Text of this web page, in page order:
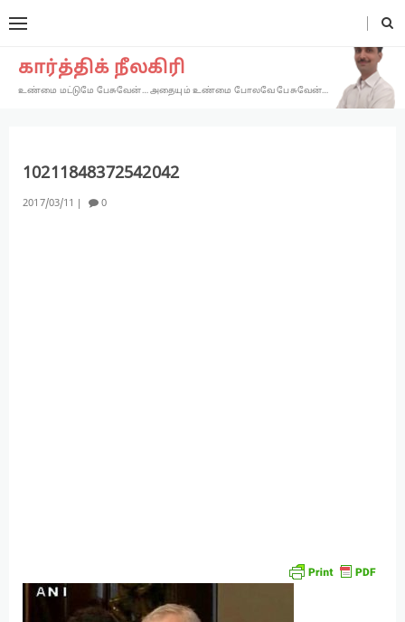
கார்த்திக் நீலகிரி
உண்மை மட்டுமே பேசுவேன்… அதையும் உண்மை போலவே பேசுவேன்…
10211848372542042
2017 03 11 0